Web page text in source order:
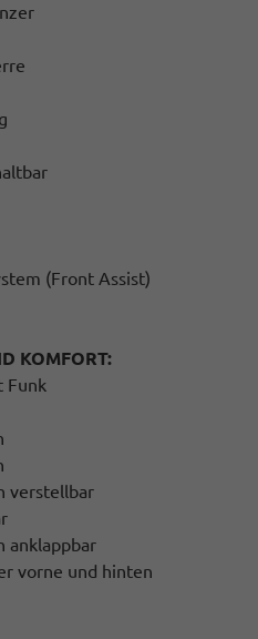
(Front Assist)
KOMFORT:
Funk
verstellbar
anklappbar
vorne und hinten